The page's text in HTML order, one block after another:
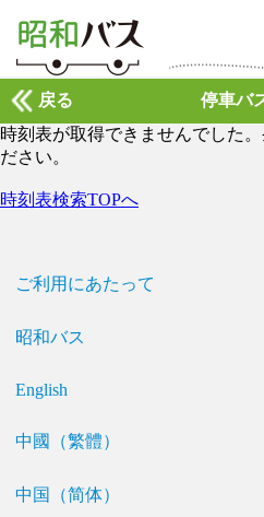
停車バ
戻る
時刻表が取得できませんでした
ださい。
時刻表検索TOPへ
ご利用にあたって
昭和バス
English
中國（繁體）
中国（简体）